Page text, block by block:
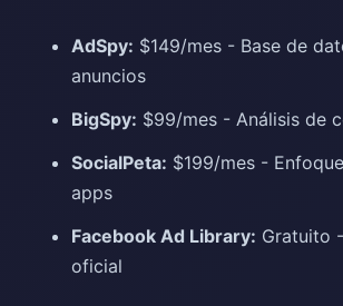
AdSpy: $149/mes - Base de
anuncios
BigSpy: $99/mes - Análisis de
SocialPeta: $199/mes -
apps
Facebook Ad Library: Gratuito
oficial